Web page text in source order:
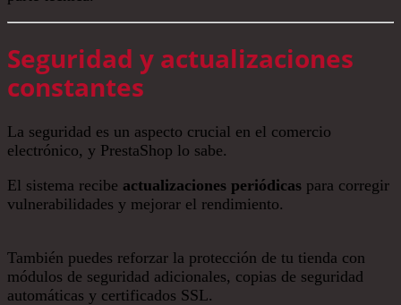
Seguridad y actualizaciones
constantes
La seguridad es un aspecto crucial en el comercio
electrónico, y PrestaShop lo sabe.
El sistema recibe actualizaciones periódicas para corregir
vulnerabilidades y mejorar el rendimiento.
También puedes reforzar la protección de tu tienda con
módulos de seguridad adicionales, copias de seguridad
automáticas y certificados SSL.